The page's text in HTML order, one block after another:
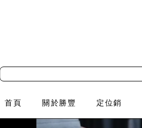
首頁 關於勝豐 定位銷